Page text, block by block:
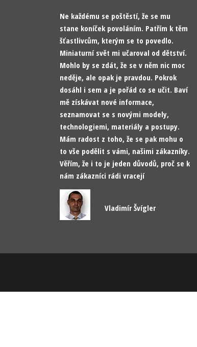
Ne každému se poštěstí, že se mu
stane koníček povoláním. Patřím k těm
šťastlivcům, kterým se to povedlo.
Miniaturní svět mi učaroval od dětství.
Mohlo by se zdát, že se v něm nic moc
neděje, ale opak je pravdou. Pokrok
dosáhl i sem a je pořád co se učit. Baví
mě získávat nové informace,
seznamovat se s novými modely,
technologiemi, materiály a postupy.
Mám radost z toho, že se pak mohu o
to vše podělit s vámi, našimi zákazníky.
Věřím, že i to je jeden důvodů, proč se k
nám zákazníci rádi vracejí
Vladimír Švígler